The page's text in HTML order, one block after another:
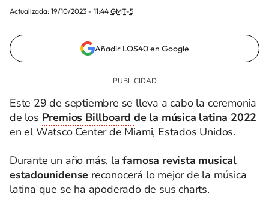
Actualizada: 19/10/2023 - 11:44 GMT-5
Añadir LOS40 en Google
Este 29 de septiembre se lleva a cabo la ceremonia
de los Premios Billboardde la música latina 2022
en el Watsco Center de Miami, Estados Unidos.
Durante un año más, lafamosa revista musical
estadounidense reconocerá lo mejor de la música
latina que se ha apoderado de sus charts.